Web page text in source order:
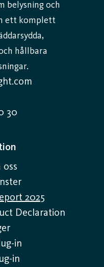
belysning och
ett komplett
hållbara
30
oss
2025
Declaration
in
in